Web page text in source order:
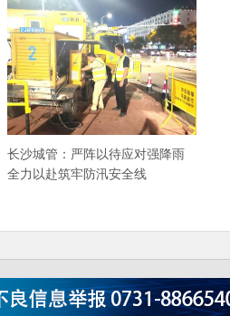
长沙城管：严阵以待应对强降雨
全力以赴筑牢防汛安全线